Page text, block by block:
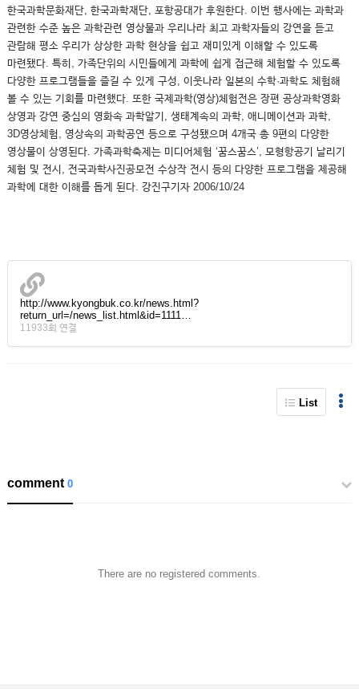
한국과학문화재단, 한국과학재단, 포항공대가 후원한다. 이번 행사에는 과학과
관련한 수준 높은 과학관련 영상물과 우리나라 최고 과학자들의 강연을 듣고
관람해 평소 우리가 상상한 과학 현상을 쉽고 재미있게 이해할 수 있도록
마련됐다. 특히, 가족단위의 시민들에게 과학에 쉽게 접근해 체험할 수 있도록
다양한 프로그램들을 즐길 수 있게 구성, 이웃나라 일본의 수학·과학도 체험해
볼 수 있는 기회를 마련했다. 또한 국제과학(영상)체험전은 장편 공상과학영화
상영과 강연 중심의 영화속 과학알기, 생태계속의 과학, 애니메이션과 과학,
3D영상체험, 영상속의 과학공연 등으로 구성됐으며 4개국 총 9편의 다양한
영상물이 상영된다. 가족과학축제는 미디어체험 ‘꿈스꿈스’, 모형항공기 날리기
체험 및 전시, 전국과학사진공모전 수상작 전시 등의 다양한 프로그램을 제공해
과학에 대한 이해를 돕게 된다. 강진구기자 2006/10/24
http://www.kyongbuk.co.kr/news.html?
return_url=/news_list.html&id=1111…
11933회 연결
List
comment0
There are no registered comments.